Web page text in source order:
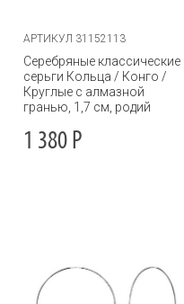
АРТИКУЛ 31152113
Серебряные классические
серьги Кольца / Конго /
Круглые с алмазной
гранью, 1,7 см, родий
1 380 Р